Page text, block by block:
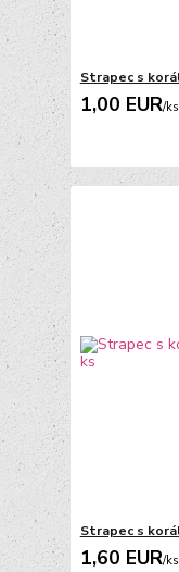
Strapec s
1,00 EUR/ks
Strapec s
1,60 EUR/ks